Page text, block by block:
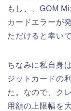
もし、、GOM
カードエラーが
ただけると幸いで
ちなみに私自身
ジットカードの
た。なので、ク
用額の上限幅を